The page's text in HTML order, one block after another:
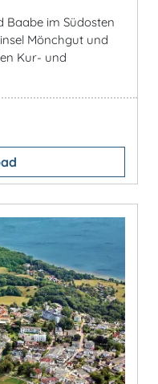
Baabe im Südosten
Mönchgut und
Kur- und